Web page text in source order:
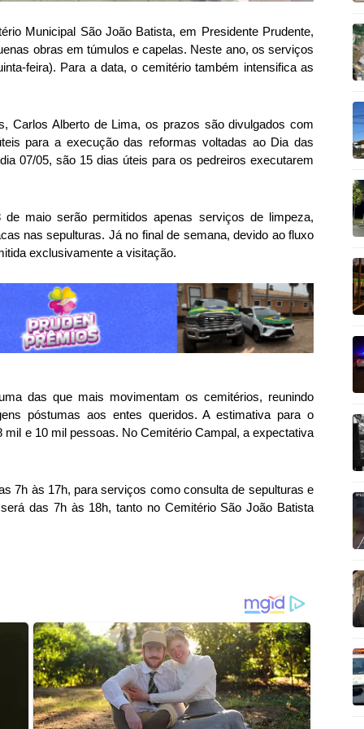
Municipal São João Batista, em Presidente Prudente,
obras em túmulos e capelas. Neste ano, os serviços
feira). Para a data, o cemitério também intensifica as
Carlos Alberto de Lima, os prazos são divulgados com
para a execução das reformas voltadas ao Dia das
07/05, são 15 dias úteis para os pedreiros executarem
maio serão permitidos apenas serviços de limpeza,
nas sepulturas. Já no final de semana, devido ao fluxo
exclusivamente a visitação.
das que mais movimentam os cemitérios, reunindo
póstumas aos entes queridos. A estimativa para o
e 10 mil pessoas. No Cemitério Campal, a expectativa
7h às 17h, para serviços como consulta de sepulturas e
das 7h às 18h, tanto no Cemitério São João Batista